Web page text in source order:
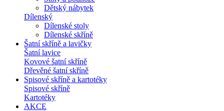
Dětský nábytek
Dílenský
Dílenské stoly
Dílenské skříně
Šatní skříně a lavičky
Šatní lavice
Kovové šatní skříně
Dřevěné šatní skříně
Spisové skříně a kartotéky
Spisové skříně
Kartotéky
AKCE